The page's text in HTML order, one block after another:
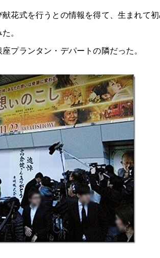
花式を行うとの情報を得て、生まれて
。
プランタン・デパートの隣だった。